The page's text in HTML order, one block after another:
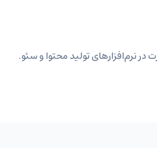
در نرم‌افزارهای تولید محتوا و سئو.